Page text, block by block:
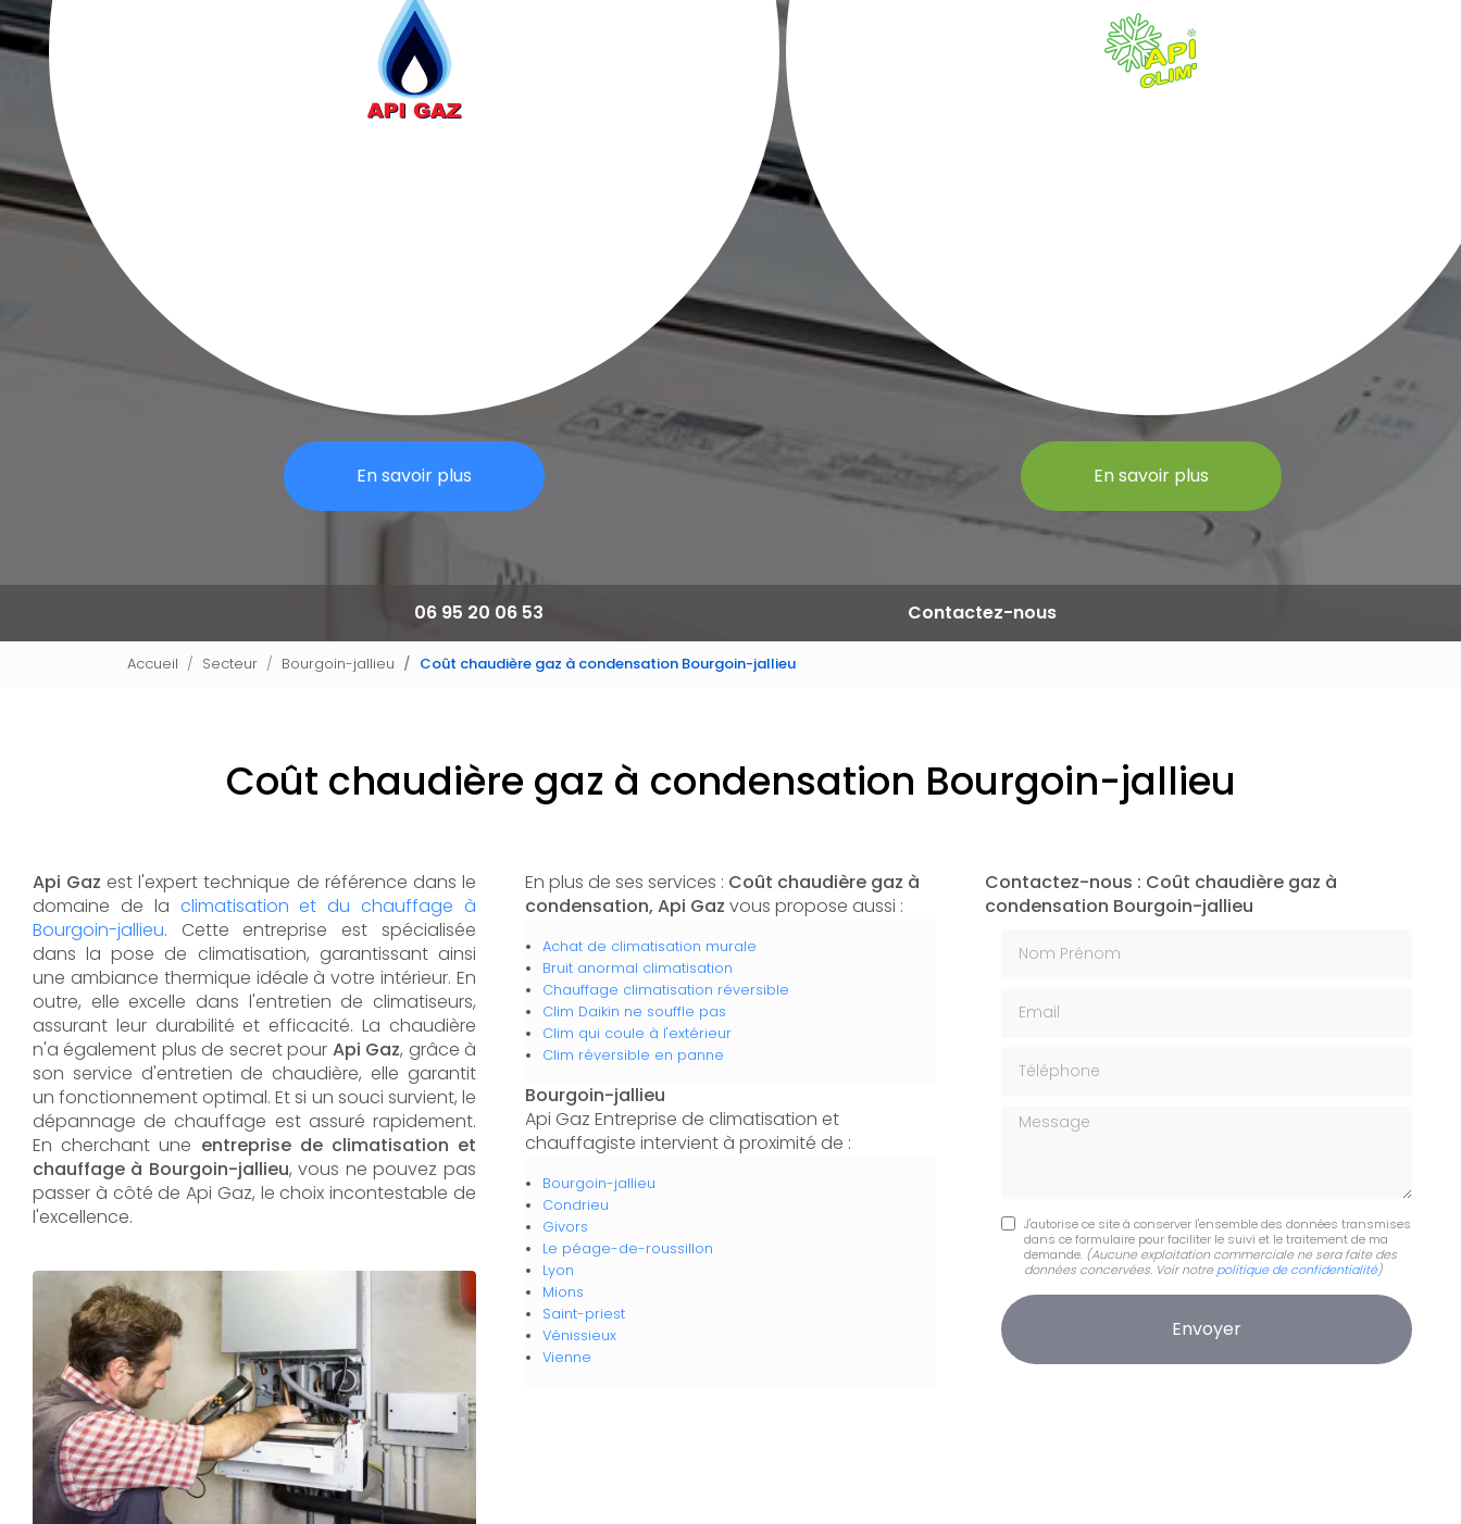
En savoir plus En savoir plus
06 95 20 06 53 Contactez-nous
Accueil Secteur Bourgoin-jallieu Coût chaudière gaz à condensation Bourgoin-jallieu
Coût chaudière gaz à condensation Bourgoin-jallieu
Api Gaz est l'expert technique de référence dans le
domaine de la climatisation et du chauffage à
Bourgoin-jallieu. Cette entreprise est spécialisée
dans la pose de climatisation, garantissant ainsi
une ambiance thermique idéale à votre intérieur. En
outre, elle excelle dans l'entretien de climatiseurs,
assurant leur durabilité et efficacité. La chaudière
n'a également plus de secret pour Api Gaz, grâce à
son service d'entretien de chaudière, elle garantit
un fonctionnement optimal. Et si un souci survient, le
dépannage de chauffage est assuré rapidement.
En cherchant une entreprise de climatisation et
chauffage à Bourgoin-jallieu, vous ne pouvez pas
passer à côté de Api Gaz, le choix incontestable de
l'excellence.
En plus de ses services : Coût chaudière gaz à
condensation, Api Gaz vous propose aussi :
Achat de climatisation murale
Bruit anormal climatisation
Chauffage climatisation réversible
Clim Daikin ne souffle pas
Clim qui coule à l'extérieur
Clim réversible en panne
Bourgoin-jallieu
Api Gaz Entreprise de climatisation et
chauffagiste intervient à proximité de :
Bourgoin-jallieu
Condrieu
Givors
Le péage-de-roussillon
Lyon
Mions
Saint-priest
Vénissieux
Vienne
Contactez-nous : Coût chaudière gaz à
condensation Bourgoin-jallieu
Message
J'autorise ce site à conserver l'ensemble des données transmises
dans ce formulaire pour faciliter le suivi et le traitement de ma
demande. (Aucune exploitation commerciale ne sera faite des
données concervées. Voir notre politique de confidentialité)